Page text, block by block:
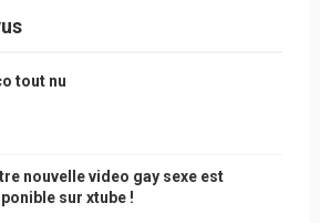
tout nu
nouvelle video gay sexe est
sur xtube !